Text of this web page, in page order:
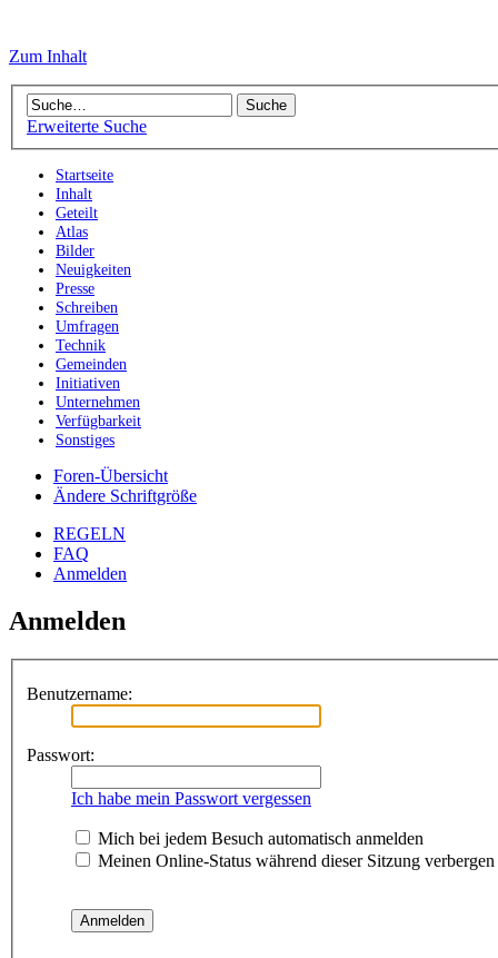
Zum Inhalt
Erweiterte Suche
Startseite
Inhalt
Geteilt
Atlas
Bilder
Neuigkeiten
Presse
Schreiben
Umfragen
Technik
Gemeinden
Initiativen
Unternehmen
Verfügbarkeit
Sonstiges
Foren-Übersicht
Ändere Schriftgröße
REGELN
FAQ
Anmelden
Anmelden
Benutzername:
Passwort:
Ich habe mein Passwort vergessen
Mich bei jedem Besuch automatisch anmelden
Meinen Online-Status während dieser Sitzung verbergen